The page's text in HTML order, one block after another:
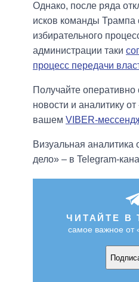
Однако, после ряда
исков команды Трампа
избирательного
администрации таки
процесс передачи
Получайте
новости и аналитику
вашем VIBER-
Визуальная аналитика
дело» – в Telegram-
ЧИТАЙТЕ В
самое важное от